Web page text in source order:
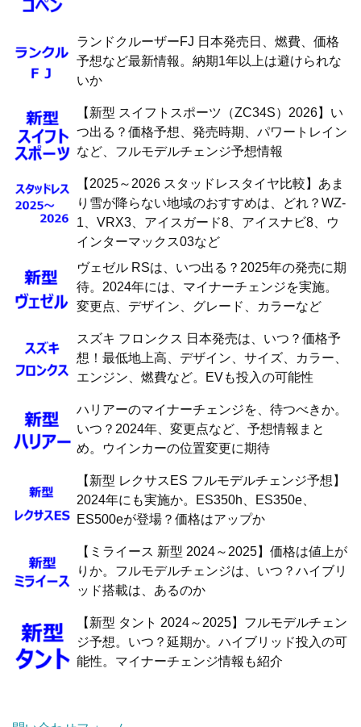
ランドクルーザーFJ 日本発売日、燃費、価格
予想など最新情報。納期1年以上は避けられな
いか
【新型 スイフトスポーツ（ZC34S）2026】い
つ出る？価格予想、発売時期、パワートレイン
など、フルモデルチェンジ予想情報
【2025～2026 スタッドレスタイヤ比較】あま
り雪が降らない地域のおすすめは、どれ？WZ-
1、VRX3、アイスガード8、アイスナビ8、ウ
インターマックス03など
ヴェゼル RSは、いつ出る？2025年の発売に期
待。2024年には、マイナーチェンジを実施。
変更点、デザイン、グレード、カラーなど
スズキ フロンクス 日本発売は、いつ？価格予
想！最低地上高、デザイン、サイズ、カラー、
エンジン、燃費など。EVも投入の可能性
ハリアーのマイナーチェンジを、待つべきか。
いつ？2024年、変更点など、予想情報まと
め。ウインカーの位置変更に期待
【新型 レクサスES フルモデルチェンジ予想】
2024年にも実施か。ES350h、ES350e、
ES500eが登場？価格はアップか
【ミライース 新型 2024～2025】価格は値上が
りか。フルモデルチェンジは、いつ？ハイブリ
ッド搭載は、あるのか
【新型 タント 2024～2025】フルモデルチェン
ジ予想。いつ？延期か。ハイブリッド投入の可
能性。マイナーチェンジ情報も紹介